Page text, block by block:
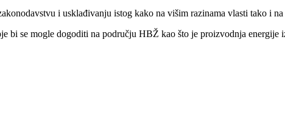
i usklađivanju istog kako na višim razinama vlasti tako i
bi se mogle dogoditi na području HBŽ kao što je proizvodnja